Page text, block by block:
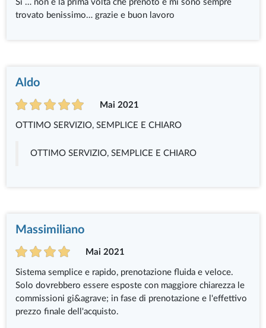
Si … non è la prima volta che prenoto e mi sono sempre
trovato benissimo… grazie e buon lavoro
Aldo
Mai 2021
OTTIMO SERVIZIO, SEMPLICE E CHIARO
OTTIMO SERVIZIO, SEMPLICE E CHIARO
Massimiliano
Mai 2021
Sistema semplice e rapido, prenotazione fluida e veloce.
Solo dovrebbero essere esposte con maggiore chiarezza le
commissioni gi&agrave; in fase di prenotazione e l'effettivo
prezzo finale dell'acquisto.